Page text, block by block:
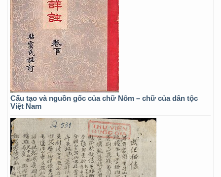
Cấu tạo và nguồn gốc của chữ Nôm – chữ của dân tộc
Việt Nam